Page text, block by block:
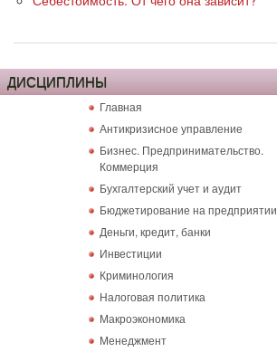
ДИСЦИПЛИНЫ
Главная
Антикризисное управление
Бизнес. Предпринимательство.
Коммерция
Бухгалтерский учет и аудит
Бюджетирование на предприятии
Деньги, кредит, банки
Инвестиции
Криминология
Налоговая политика
Макроэкономика
Менеджмент